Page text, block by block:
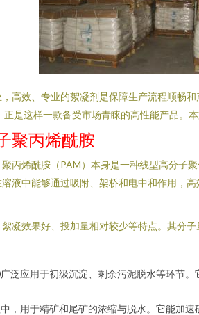
高效、专业的絮凝剂是保障生产流程顺畅
是这样一款备受市场青睐的高性能产品。
聚丙烯酰胺
丙烯酰胺（PAM）本身是一种线型高分
液中能够通过吸附、架桥和电中和作用，
凝效果好、投加量相对较少等特点。其分
泛应用于初级沉淀、剩余污泥脱水等环节
，用于精矿和尾矿的浓缩与脱水。它能加